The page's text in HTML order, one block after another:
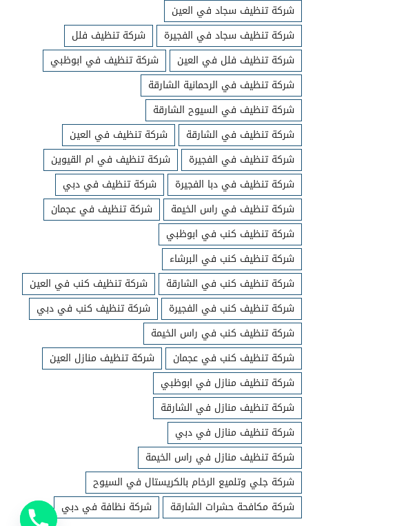
شركة تنظيف سجاد في العين
شركة تنظيف سجاد في الفجيرة
شركة تنظيف فلل
شركة تنظيف فلل في العين
شركة تنظيف في ابوظبي
شركة تنظيف في الرحمانية الشارقة
شركة تنظيف في السيوح الشارقة
شركة تنظيف في الشارقة
شركة تنظيف في العين
شركة تنظيف في الفجيرة
شركة تنظيف في ام القيوين
شركة تنظيف في دبا الفجيرة
شركة تنظيف في دبي
شركة تنظيف في راس الخيمة
شركة تنظيف في عجمان
شركة تنظيف كنب في ابوظبي
شركة تنظيف كنب في البرشاء
شركة تنظيف كنب في الشارقة
شركة تنظيف كنب في العين
شركة تنظيف كنب في الفجيرة
شركة تنظيف كنب في دبي
شركة تنظيف كنب في راس الخيمة
شركة تنظيف كنب في عجمان
شركة تنظيف منازل العين
شركة تنظيف منازل في ابوظبي
شركة تنظيف منازل في الشارقة
شركة تنظيف منازل في دبي
شركة تنظيف منازل في راس الخيمة
شركة جلي وتلميع الرخام بالكريستال في السيوح
شركة مكافحة حشرات الشارقة
شركة نظافة في دبي